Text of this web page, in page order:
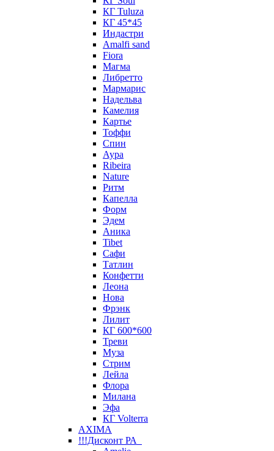
КГ Tuluza
КГ 45*45
Индастри
Amalfi sand
Fiora
Магма
Либретто
Мармарис
Надельва
Камелия
Картье
Тоффи
Спин
Аура
Ribeira
Nature
Ритм
Капелла
Форм
Эдем
Аника
Tibet
Сафи
Татлин
Конфетти
Леона
Нова
Фрэнк
Лилит
КГ 600*600
Треви
Муза
Стрим
Лейла
Флора
Милана
Эфа
КГ Volterra
AXIMA
!!!Дисконт РА